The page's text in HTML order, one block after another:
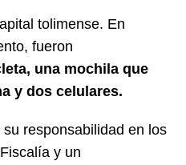
tolimense. En
fueron
una mochila que
y dos celulares.
responsabilidad en los
y un